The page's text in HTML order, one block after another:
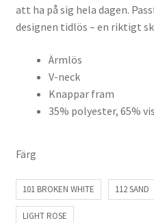
att ha på sig hela dagen.
designen tidlös – en riktigt
Ärmlös
V-neck
Knappar fram
35% polyester, 65%
Färg
101 BROKEN WHITE 112 SAND
LIGHT ROSE